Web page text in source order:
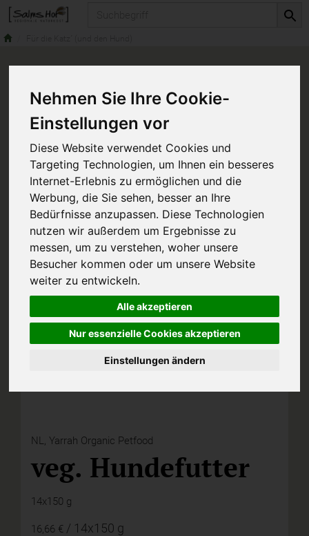
Nehmen Sie Ihre Cookie-
Einstellungen vor
Diese Website verwendet Cookies und
Targeting Technologien, um Ihnen ein besseres
Internet-Erlebnis zu ermöglichen und die
Werbung, die Sie sehen, besser an Ihre
Bedürfnisse anzupassen. Diese Technologien
nutzen wir außerdem um Ergebnisse zu
messen, um zu verstehen, woher unsere
Besucher kommen oder um unsere Website
weiter zu entwickeln.
Alle akzeptieren
Nur essenzielle Cookies akzeptieren
Einstellungen ändern
NL, Yarrah Organic Petfood
veg. Hundefutter
14x150 g
16,66 € / 14x150 g